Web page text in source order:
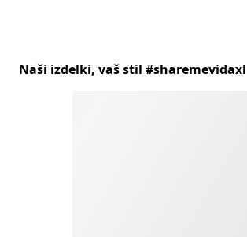
Naši izdelki, vaš stil #sharemevidaxl